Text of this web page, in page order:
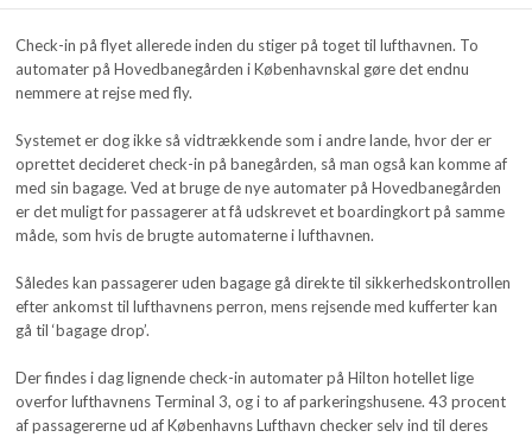
Check-in på flyet allerede inden du stiger på toget til lufthavnen. To
automater på Hovedbanegården i Københavnskal gøre det endnu
nemmere at rejse med fly.
Systemet er dog ikke så vidtrækkende som i andre lande, hvor der er
oprettet decideret check-in på banegården, så man også kan komme af
med sin bagage. Ved at bruge de nye automater på Hovedbanegården
er det muligt for passagerer at få udskrevet et boardingkort på samme
måde, som hvis de brugte automaterne i lufthavnen.
Således kan passagerer uden bagage gå direkte til sikkerhedskontrollen
efter ankomst til lufthavnens perron, mens rejsende med kufferter kan
gå til ‘bagage drop’.
Der findes i dag lignende check-in automater på Hilton hotellet lige
overfor lufthavnens Terminal 3, og i to af parkeringshusene. 43 procent
af passagererne ud af Københavns Lufthavn checker selv ind til deres